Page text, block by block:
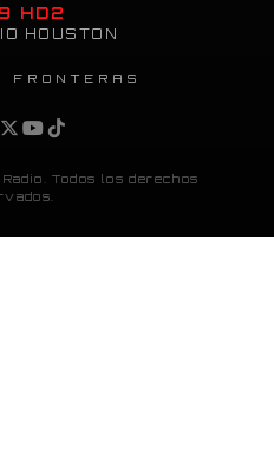
HD2
HOUSTON
Todos los derechos